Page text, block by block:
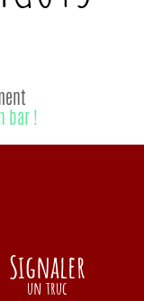
bar !
Signaler
un truc